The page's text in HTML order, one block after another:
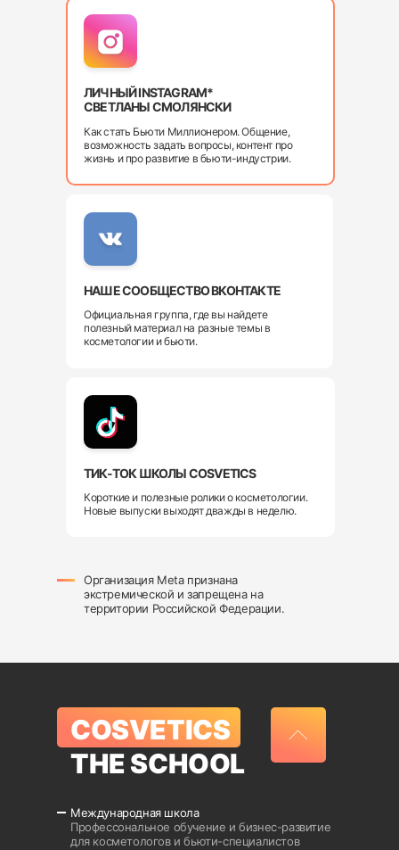
Как стать Бьюти Миллионером. Общение,
возможность задать вопросы, контент про
жизнь и про развитие в бьюти-индустрии.
ЛИЧНЫЙ INSTAGRAM*
СВЕТЛАНЫ СМОЛЯНСКИ
Официальная группа, где вы найдете
полезный материал на разные темы в
косметологии и бьюти.
НАШЕ СООБЩЕСТВО ВКОНТАКТЕ
Короткие и полезные ролики о косметологии.
Новые выпуски выходят дважды в неделю.
ТИК-ТОК ШКОЛЫ COSVETICS
Организация Meta признана
экстремической и запрещена на
территории Российской Федерации.
Международная школа
Профессональное обучение и бизнес-развитие
для косметологов и бьюти-специалистов
THE SCHOOL
COSVETICS